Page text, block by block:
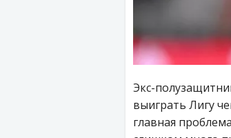
Экс-
выиграть Лигу
главная